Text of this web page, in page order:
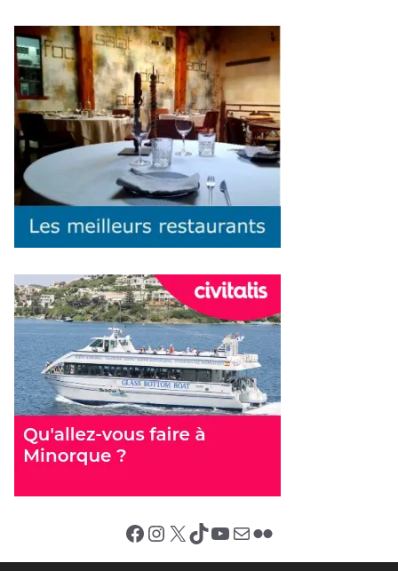
Facebook Instagram X (Twitter) TikTok YouTube E-mail Flickr